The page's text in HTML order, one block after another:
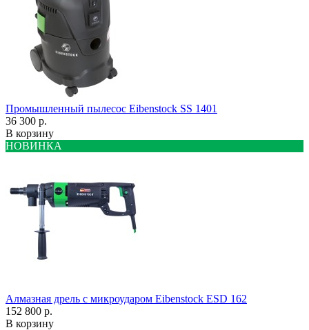
Промышленный пылесос Eibenstock SS 1401
36 300 р.
В корзину
НОВИНКА
Алмазная дрель с микроударом Eibenstock ESD 162
152 800 р.
В корзину